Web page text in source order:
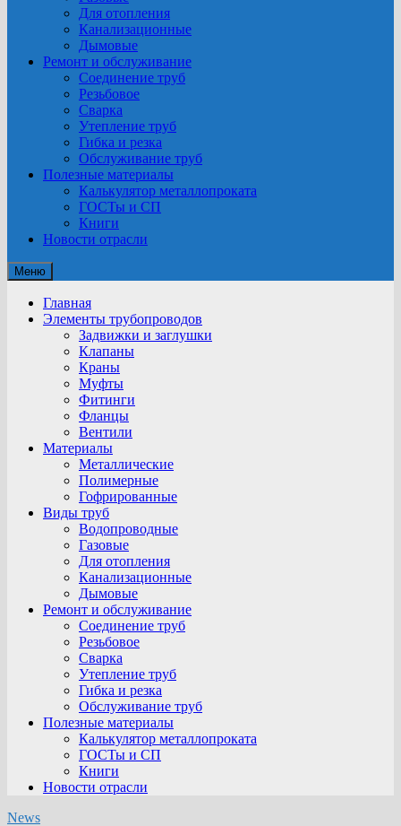
Для отопления
Канализационные
Дымовые
Ремонт и обслуживание
Соединение труб
Резьбовое
Сварка
Утепление труб
Гибка и резка
Обслуживание труб
Полезные материалы
Калькулятор металлопроката
ГОСТы и СП
Книги
Новости отрасли
Меню
Главная
Элементы трубопроводов
Задвижки и заглушки
Клапаны
Краны
Муфты
Фитинги
Фланцы
Вентили
Материалы
Металлические
Полимерные
Гофрированные
Виды труб
Водопроводные
Газовые
Для отопления
Канализационные
Дымовые
Ремонт и обслуживание
Соединение труб
Резьбовое
Сварка
Утепление труб
Гибка и резка
Обслуживание труб
Полезные материалы
Калькулятор металлопроката
ГОСТы и СП
Книги
Новости отрасли
News